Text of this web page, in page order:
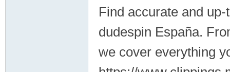
Find accurate and
dudespin España.
we cover everything